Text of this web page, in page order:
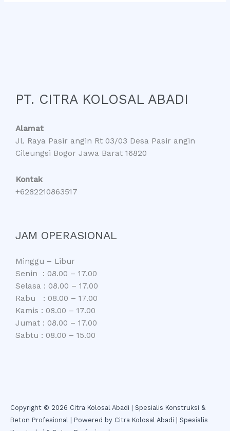
PT. CITRA KOLOSAL ABADI
Alamat
Jl. Raya Pasir angin Rt 03/03 Desa Pasir angin
Cileungsi Bogor Jawa Barat 16820
Kontak
+6282210863517
JAM OPERASIONAL
Minggu – Libur
Senin : 08.00 – 17.00
Selasa : 08.00 – 17.00
Rabu : 08.00 – 17.00
Kamis : 08.00 – 17.00
Jumat : 08.00 – 17.00
Sabtu : 08.00 – 15.00
Copyright © 2026 Citra Kolosal Abadi | Spesialis Konstruksi &
Beton Profesional | Powered by Citra Kolosal Abadi | Spesialis